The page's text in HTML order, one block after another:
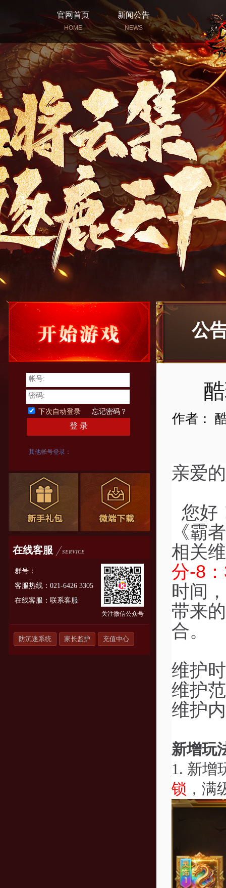
官网首页
HOME
新闻公告
NEWS
帐号:
密码:
下次自动登录 忘记密码？
登 录
其他帐号登录：
在线客服 SERVICE
群号：
客服热线：021-6426 3305
在线客服： 联系客服
关注微信公众号
防沉迷系统 家长监护 充值中心
公
作者：
亲爱
您好
《霸
相关
分-8
时间
带来
合。
维护
维护
维护
新增玩
1. 新增
锁 ，